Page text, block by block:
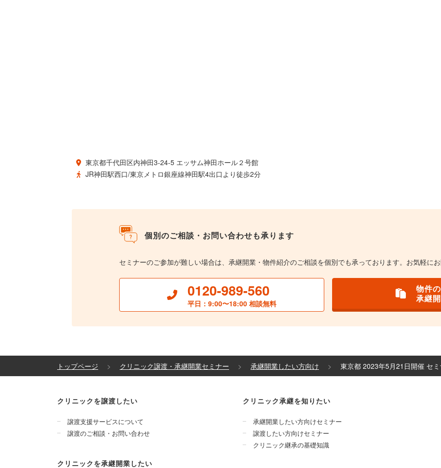
東京都千代田区内神田3-24-5 エッサム神田ホール２号館
JR神田駅西口/東京メトロ銀座線神田駅4出口より徒歩2分
個別のご相談・お問い合わせも承ります
セミナーのご参加が難しい場合は、承継開業・物件紹介のご相談を個別でも承っております。お気軽にお
0120-989-560
平日：9:00〜18:00 相談無料
物件
承継
トップページ クリニック譲渡・承継開業セミナー 承継開業したい方向け 東京都 2023年5月21日開催 セ
クリニックを譲渡したい
譲渡支援サービスについて
譲渡のご相談・お問い合わせ
クリニックを承継開業したい
クリニック承継を知りたい
承継開業したい方向けセミナー
譲渡したい方向けセミナー
クリニック継承の基礎知識